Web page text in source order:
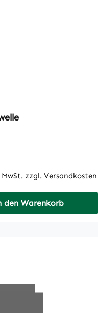
zzgl. Versandkosten
den Warenkorb